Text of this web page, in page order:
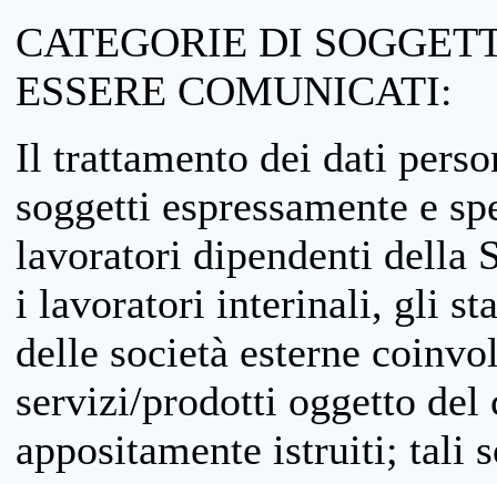
CATEGORIE DI
ESSERE COMUNICATI:
Il trattamento dei dati
soggetti espressamente e
lavoratori dipendenti della
i lavoratori interinali, gli
delle società esterne
servizi/prodotti oggetto
appositamente istruiti; tali